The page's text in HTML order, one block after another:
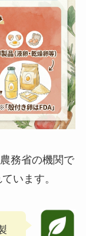
務省の機関で
います。